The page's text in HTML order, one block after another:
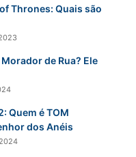
s
o
Thrones: Quais são
de Rua? Ele
Quem é TOM
dos Anéis